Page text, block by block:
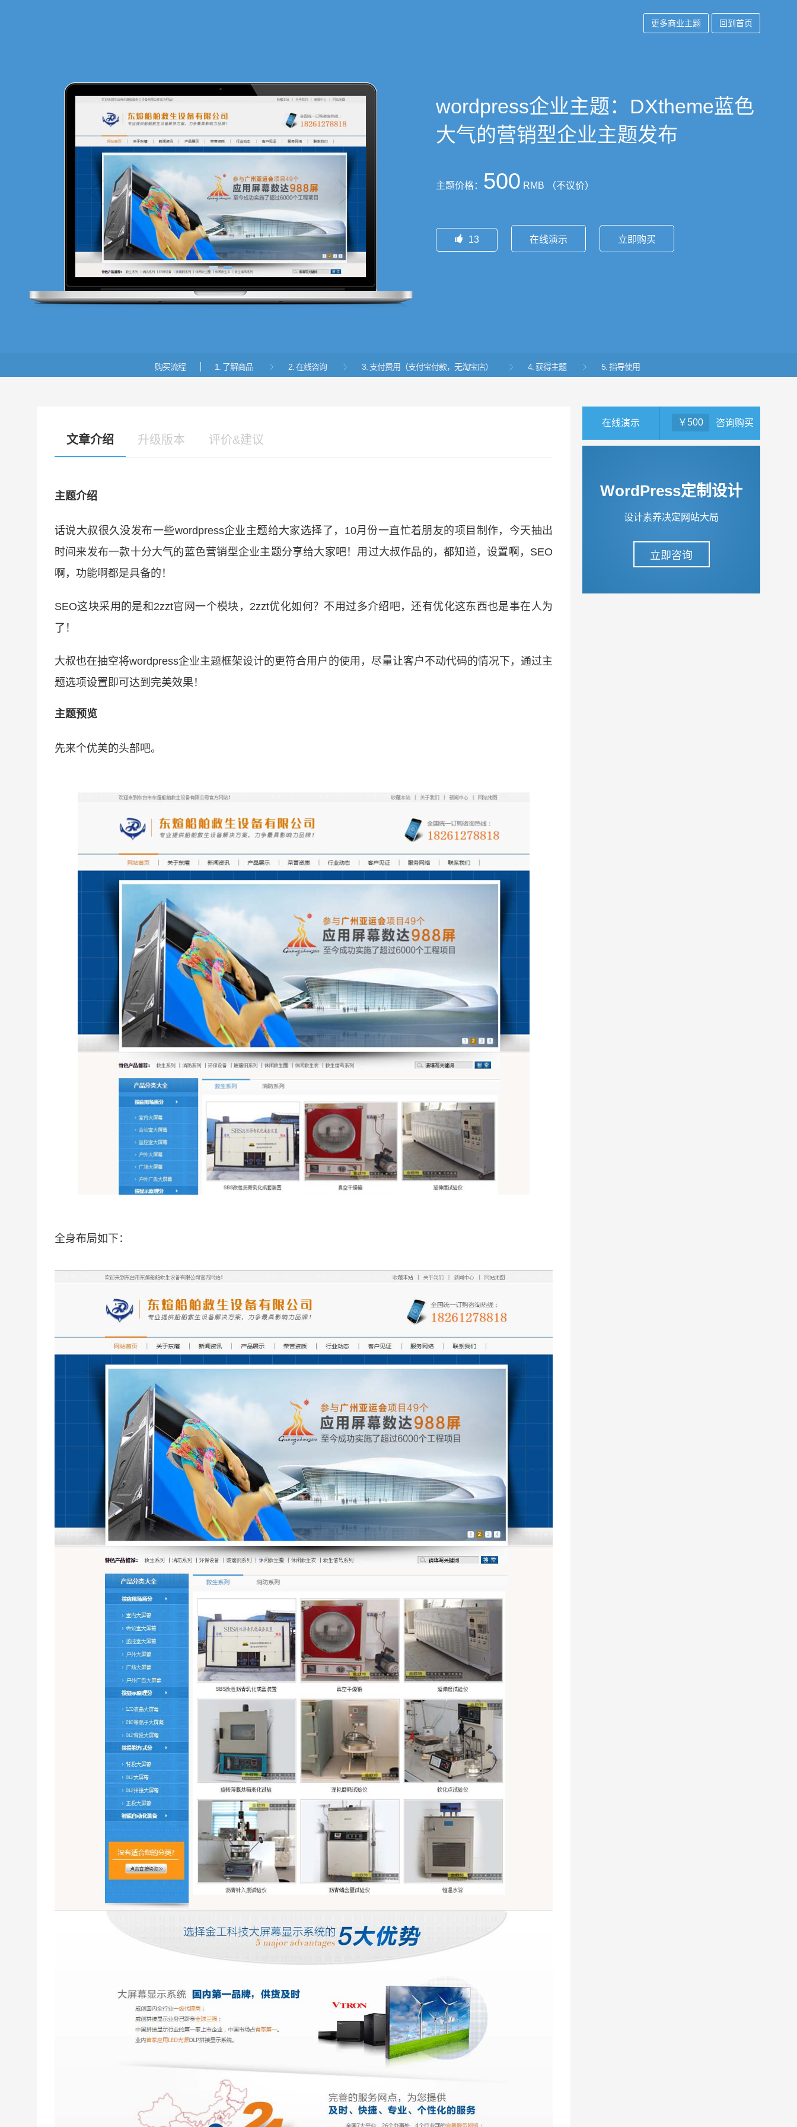
更多商业主题 回到首页
1 2
wordpress企业主题：DXtheme蓝色
大气的营销型企业主题发布
主题价格： 500 RMB （不议价）
 13 在线演示 立即购买
购买流程 1. 了解商品  2. 在线咨询  3. 支付费用（支付宝付款，无淘宝店）  4. 获得主题  5. 指导使用
文章介绍 升级版本 评价&建议
主题介绍
话说大叔很久没发布一些wordpress企业主题给大家选择了，10月份一直忙着朋友的项目制作，今天抽出
时间来发布一款十分大气的蓝色营销型企业主题分享给大家吧！用过大叔作品的，都知道，设置啊，SEO
啊，功能啊都是具备的！
SEO这块采用的是和2zzt官网一个模块，2zzt优化如何？不用过多介绍吧，还有优化这东西也是事在人为
了！
大叔也在抽空将wordpress企业主题框架设计的更符合用户的使用，尽量让客户不动代码的情况下，通过主
题选项设置即可达到完美效果！
主题预览
先来个优美的头部吧。
全身布局如下：
在线演示 ￥500 咨询购买
WordPress定制设计
设计素养决定网站大局
立即咨询